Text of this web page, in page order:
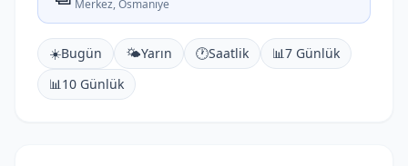
Merkez, Osmaniye
☀️Bugün 🌤️Yarın 🕐Saatlik 📊7 Günlük
📊10 Günlük